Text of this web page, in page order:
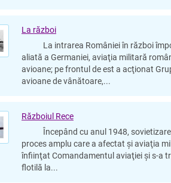
La război
La intrarea României în război
aliată a Germaniei, aviaţia militară
avioane; pe frontul de est a acţionat
avioane de vânătoare,...
Războiul Rece
Începând cu anul 1948,
proces amplu care a afectat şi aviaţia
înfiinţat Comandamentul aviaţiei şi s-a
flotilă la...